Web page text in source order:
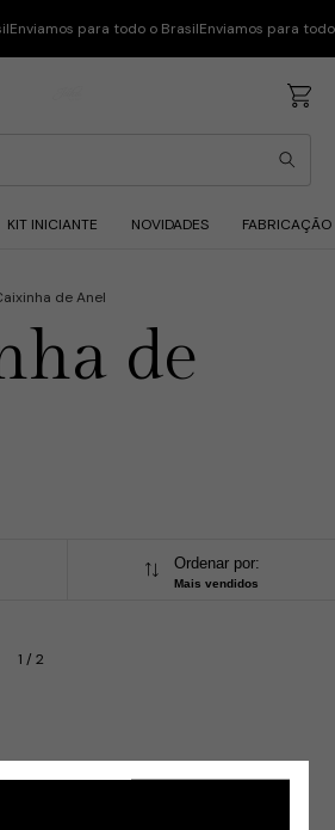
Enviamos para todo o BrasilEnviamos para
KIT INICIANTE NOVIDADES FABRICAÇÃO
de Anel
de
Ordenar por:
Mais vendidos
1 / 2